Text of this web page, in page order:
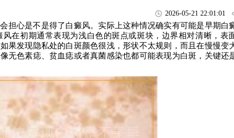
2026-05-21 22:01:01
担心是不是得了白癜风。实际上这种情况确实有可能是早期白
在初期通常表现为浅白色的斑点或斑块，边界相对清晰，表
果发现隐私处的白斑颜色很浅，形状不太规则，而且在慢慢变
无色素痣、贫血痣或者真菌感染也都可能表现为白斑，关键还